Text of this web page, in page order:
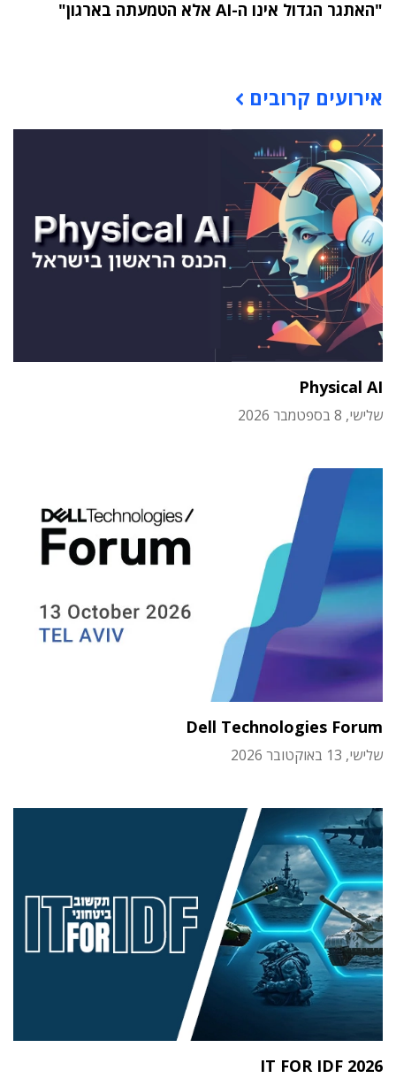
"האתגר הגדול אינו ה-AI אלא הטמעתה בארגון"
אירועים קרובים
Physical AI
שלישי, 8 בספטמבר 2026
Dell Technologies Forum
שלישי, 13 באוקטובר 2026
IT FOR IDF 2026